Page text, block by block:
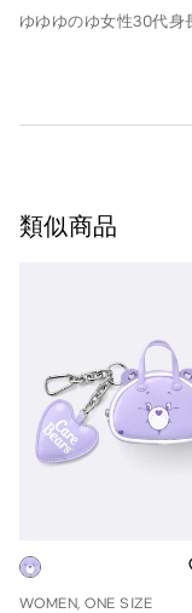
ゆゆゆのゆ女性30代身
類似商品
WOMEN, ONE SIZE